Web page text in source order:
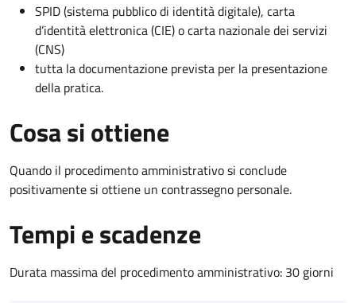
SPID (sistema pubblico di identità digitale), carta
d’identità elettronica (CIE) o carta nazionale dei servizi
(CNS)
tutta la documentazione prevista per la presentazione
della pratica.
Cosa si ottiene
Quando il procedimento amministrativo si conclude
positivamente si ottiene un contrassegno personale.
Tempi e scadenze
Durata massima del procedimento amministrativo: 30 giorni